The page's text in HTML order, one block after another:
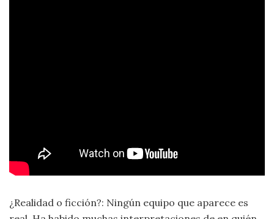
¿Realidad o ficción?: Ningún equipo que aparece es